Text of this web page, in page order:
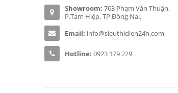
Showroom: 763 Phạm Văn Thuận,
P.Tam Hiệp, TP.Đồng Nai.
Email: info@sieuthidien24h.com
Hotline: 0923 179 229